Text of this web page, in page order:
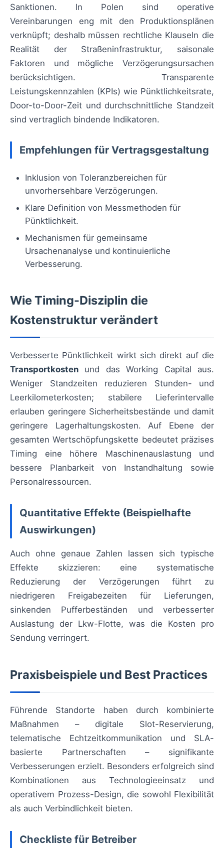
Sanktionen. In Polen sind operative
Vereinbarungen eng mit den Produktionsplänen
verknüpft; deshalb müssen rechtliche Klauseln die
Realität der Straßeninfrastruktur, saisonale
Faktoren und mögliche Verzögerungsursachen
berücksichtigen. Transparente
Leistungskennzahlen (KPIs) wie Pünktlichkeitsrate,
Door-to-Door-Zeit und durchschnittliche Standzeit
sind vertraglich bindende Indikatoren.
Empfehlungen für Vertragsgestaltung
Inklusion von Toleranzbereichen für
unvorhersehbare Verzögerungen.
Klare Definition von Messmethoden für
Pünktlichkeit.
Mechanismen für gemeinsame
Ursachenanalyse und kontinuierliche
Verbesserung.
Wie Timing-Disziplin die
Kostenstruktur verändert
Verbesserte Pünktlichkeit wirkt sich direkt auf die
Transportkosten und das Working Capital aus.
Weniger Standzeiten reduzieren Stunden- und
Leerkilometerkosten; stabilere Lieferintervalle
erlauben geringere Sicherheitsbestände und damit
geringere Lagerhaltungskosten. Auf Ebene der
gesamten Wertschöpfungskette bedeutet präzises
Timing eine höhere Maschinenauslastung und
bessere Planbarkeit von Instandhaltung sowie
Personalressourcen.
Quantitative Effekte (Beispielhafte
Auswirkungen)
Auch ohne genaue Zahlen lassen sich typische
Effekte skizzieren: eine systematische
Reduzierung der Verzögerungen führt zu
niedrigeren Freigabezeiten für Lieferungen,
sinkenden Pufferbeständen und verbesserter
Auslastung der Lkw-Flotte, was die Kosten pro
Sendung verringert.
Praxisbeispiele und Best Practices
Führende Standorte haben durch kombinierte
Maßnahmen – digitale Slot-Reservierung,
telematische Echtzeitkommunikation und SLA-
basierte Partnerschaften – signifikante
Verbesserungen erzielt. Besonders erfolgreich sind
Kombinationen aus Technologieeinsatz und
operativem Prozess-Design, die sowohl Flexibilität
als auch Verbindlichkeit bieten.
Checkliste für Betreiber